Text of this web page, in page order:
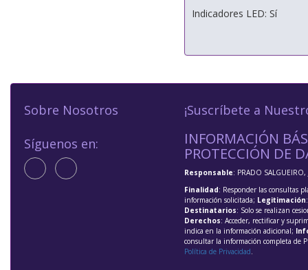
Indicadores LED: Sí
Sobre Nosotros
Síguenos en:
¡Suscríbete a
INFORMACIÓN
PROTECCIÓN DE
Responsable: PRADO SALGUEIRO,
Finalidad: Responder las consultas
información solicitada; Legitimación
Destinatarios: Solo se realizan
Derechos: Acceder, rectificar y
indica en la información adicional;
consultar la información completa de
Política de Privacidad.